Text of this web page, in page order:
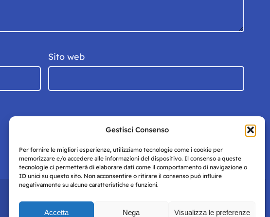
Gestisci Consenso
Per fornire le migliori esperienze, utilizziamo tecnologie come i cookie per
memorizzare e/o accedere alle informazioni del dispositivo. Il consenso a queste
tecnologie ci permetterà di elaborare dati come il comportamento di navigazione o
ID unici su questo sito. Non acconsentire o ritirare il consenso può influire
negativamente su alcune caratteristiche e funzioni.
Accetta Nega Visualizza le preferenze
Sito web